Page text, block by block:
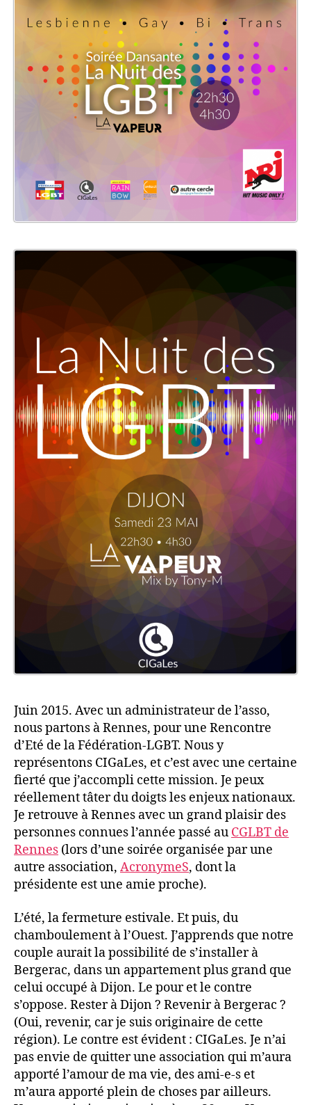
Juin 2015. Avec un administrateur de l’asso,
nous partons à Rennes, pour une Rencontre
d’Eté de la Fédération-LGBT. Nous y
représentons CIGaLes, et c’est avec une certaine
fierté que j’accompli cette mission. Je peux
réellement tâter du doigts les enjeux nationaux.
Je retrouve à Rennes avec un grand plaisir des
personnes connues l’année passé au CGLBT de
Rennes (lors d’une soirée organisée par une
autre association, AcronymeS, dont la
présidente est une amie proche).
L’été, la fermeture estivale. Et puis, du
chamboulement à l’Ouest. J’apprends que notre
couple aurait la possibilité de s’installer à
Bergerac, dans un appartement plus grand que
celui occupé à Dijon. Le pour et le contre
s’oppose. Rester à Dijon ? Revenir à Bergerac ?
(Oui, revenir, car je suis originaire de cette
région). Le contre est évident : CIGaLes. Je n’ai
pas envie de quitter une association qui m’aura
apporté l’amour de ma vie, des ami-e-s et
m’aura apporté plein de choses par ailleurs.